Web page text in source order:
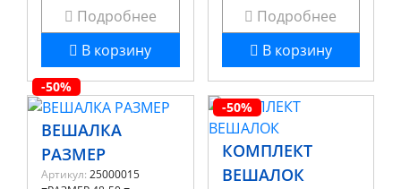
Подробнее
В корзину
Подробнее
В корзину
-50%
ВЕШАЛКА
РАЗМЕР
Артикул: 25000015
-50%
КОМПЛЕКТ
ВЕШАЛОК